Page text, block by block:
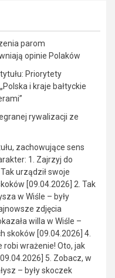
parom
opinie Polaków
Priorytety
i kraje bałtyckie
rywalizacji ze
zachowujące sens
1. Zajrzyj do
urządził swoje
[09.04.2026] 2. Tak
w Wiśle – były
zdjęcia
willa w Wiśle –
skoków [09.04.2026] 4.
robi wrażenie! Oto, jak
5. Zobacz, w
– były skoczek